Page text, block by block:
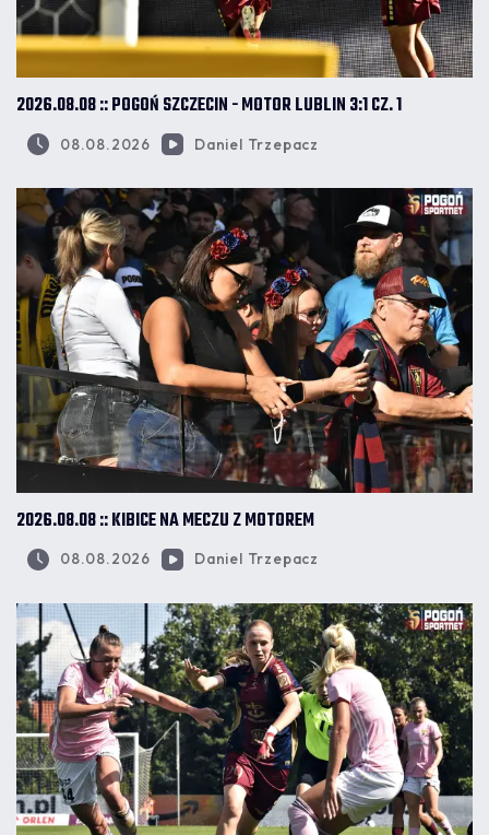
2026.08.08 :: POGOŃ SZCZECIN - MOTOR LUBLIN 3:1 CZ. 1
08.08.2026 Daniel Trzepacz
2026.08.08 :: KIBICE NA MECZU Z MOTOREM
08.08.2026 Daniel Trzepacz